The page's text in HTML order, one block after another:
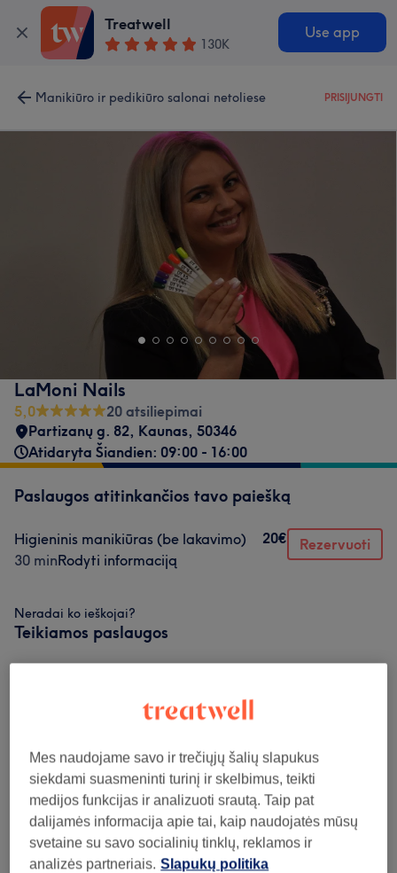
Treatwell
130K
Use app
Manikiūro ir pedikiūro salonai netoliese PRISIJUNGTI
LaMoni Nails
5,0
20 atsiliepimai
Partizanų g. 82, Kaunas, 50346
Atidaryta Šiandien: 09:00 - 16:00
Paslaugos atitinkančios tavo paiešką
Higieninis manikiūras (be lakavimo)
30 minRodyti informaciją
20€ Rezervuoti
Neradai ko ieškojai?
Teikiamos paslaugos
Nagų Priauginimas (1)
Atsiliepimai apie saloną
Mes naudojame savo ir trečiųjų šalių slapukus
siekdami suasmeninti turinį ir skelbimus, teikti
medijos funkcijas ir analizuoti srautą. Taip pat
dalijamės informacija apie tai, kaip naudojatės mūsų
svetaine su savo socialinių tinklų, reklamos ir
analizės partneriais. Slapukų politika